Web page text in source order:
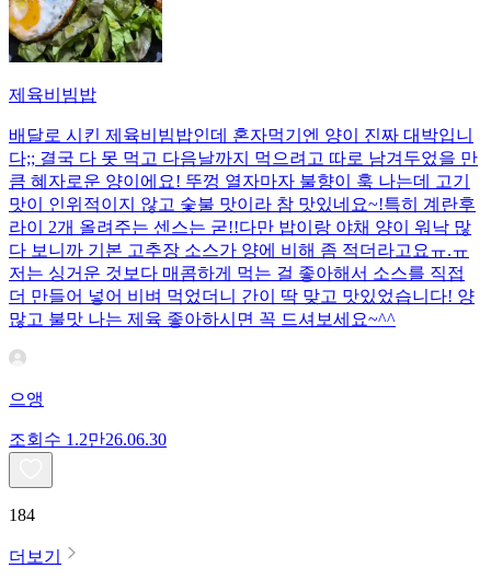
제육비빔밥
배달로 시킨 제육비빔밥인데 혼자먹기엔 양이 진짜 대박입니
다;; 결국 다 못 먹고 다음날까지 먹으려고 따로 남겨두었을 만
큼 혜자로운 양이에요! 뚜껑 열자마자 불향이 훅 나는데 고기
맛이 인위적이지 않고 숯불 맛이라 참 맛있네요~!특히 계란후
라이 2개 올려주는 센스는 굳!! ​다만 밥이랑 야채 양이 워낙 많
다 보니까 기본 고추장 소스가 양에 비해 좀 적더라고요ㅠ.ㅠ
저는 싱거운 것보다 매콤하게 먹는 걸 좋아해서 소스를 직접
더 만들어 넣어 비벼 먹었더니 간이 딱 맞고 맛있었습니다! 양
많고 불맛 나는 제육 좋아하시면 꼭 드셔보세요~^^
으앵
조회수 1.2만26.06.30
184
더보기